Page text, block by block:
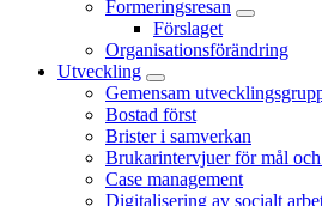
Formeringsresan
Förslaget
Organisationsförändring
Utveckling
Gemensam
Bostad först
Brister i samverkan
Brukarintervjuer för mål
Case management
Digitalisering av socialt